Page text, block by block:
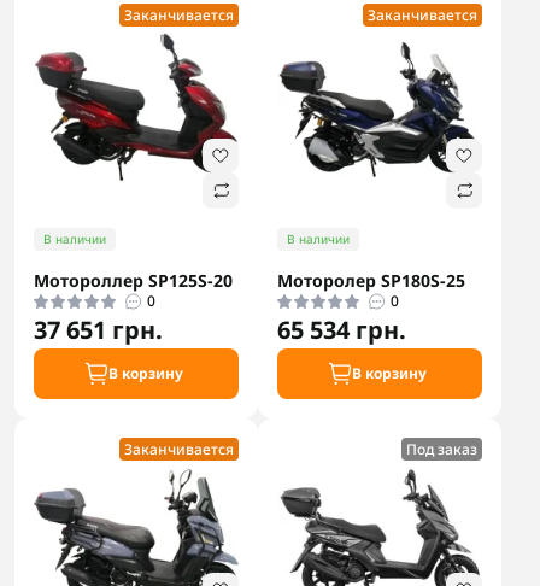
Заканчивается
В наличии
Мотороллер SP125S-20
0
37 651 грн.
В корзину
Заканчивается
В наличии
Моторолер SP180S-25
0
65 534 грн.
В корзину
Заканчивается Под заказ